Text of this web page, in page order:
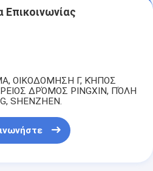
Επικοινωνίας
ΟΙΚΟΔΟΜΗΣΗ Γ, ΚΉΠΟΣ
ΔΡΌΜΟΣ PINGXIN, ΠΌΛΗ
SHENZHEN.